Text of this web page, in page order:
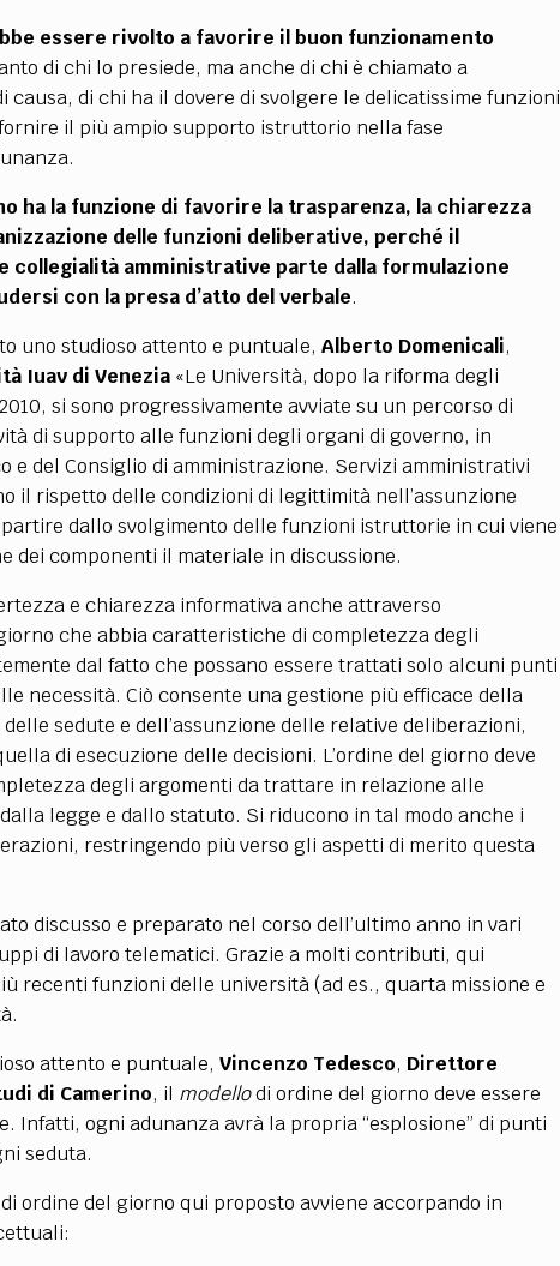
essere rivolto a favorire il buon funzionamento
di chi lo presiede, ma anche di chi è chiamato a
di chi ha il dovere di svolgere le delicatissime funzioni
il più ampio supporto istruttorio nella fase
ha la funzione di favorire la trasparenza, la chiarezza
delle funzioni deliberative, perché il
collegialità amministrative parte dalla formulazione
con la presa d’atto del verbale.
uno studioso attento e puntuale, Alberto Domenicali,
Iuav di Venezia«Le Università, dopo la riforma degli
si sono progressivamente avviate su un percorso di
di supporto alle funzioni degli organi di governo, in
e del Consiglio di amministrazione. Servizi amministrativi
il rispetto delle condizioni di legittimità nell’assunzione
dallo svolgimento delle funzioni istruttorie in cui viene
dei componenti il materiale in discussione.
e chiarezza informativa anche attraverso
che abbia caratteristiche di completezza degli
dal fatto che possano essere trattati solo alcuni punti
necessità. Ciò consente una gestione più efficace della
sedute e dell’assunzione delle relative deliberazioni,
di esecuzione delle decisioni. L’ordine del giorno deve
degli argomenti da trattare in relazione alle
legge e dallo statuto. Si riducono in tal modo anche i
restringendo più verso gli aspetti di merito questa
discusso e preparato nel corso dell’ultimo anno in vari
di lavoro telematici. Grazie a molti contributi, qui
recenti funzioni delle università (ad es., quarta missione e
attento e puntuale, Vincenzo Tedesco, Direttore
di Camerino, il modellodi ordine del giorno deve essere
Infatti, ogni adunanza avrà la propria “esplosione” di punti
seduta.
ordine del giorno qui proposto avviene accorpando in